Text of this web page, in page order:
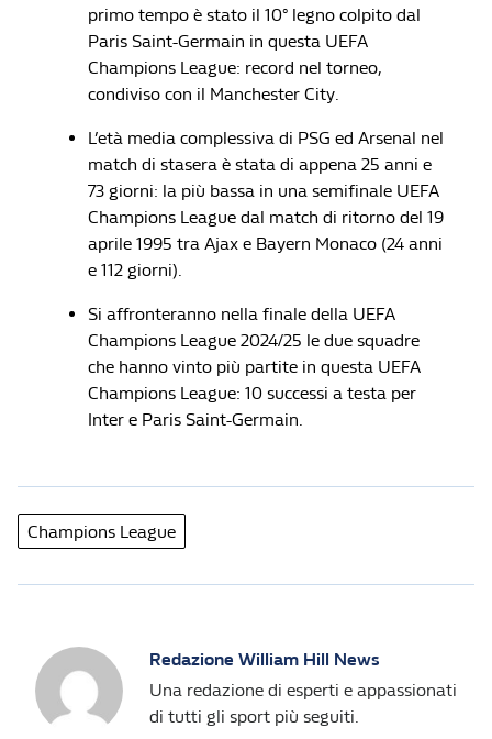
primo tempo è stato il 10° legno colpito dal
Paris Saint-Germain in questa UEFA
Champions League: record nel torneo,
condiviso con il Manchester City.
L’età media complessiva di PSG ed Arsenal nel
match di stasera è stata di appena 25 anni e
73 giorni: la più bassa in una semifinale UEFA
Champions League dal match di ritorno del 19
aprile 1995 tra Ajax e Bayern Monaco (24 anni
e 112 giorni).
Si affronteranno nella finale della UEFA
Champions League 2024/25 le due squadre
che hanno vinto più partite in questa UEFA
Champions League: 10 successi a testa per
Inter e Paris Saint-Germain.
Champions League
Redazione William Hill News
Una redazione di esperti e appassionati
di tutti gli sport più seguiti.